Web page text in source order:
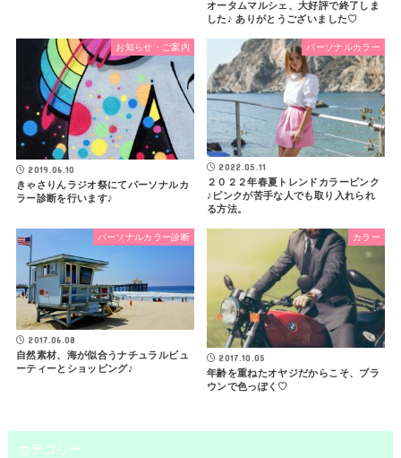
オータムマルシェ、大好評で終了しま
した♪ ありがとうございました♡
お知らせ・ご案内
2019.06.10
きゃさりんラジオ祭にてパーソナルカ
ラー診断を行います♪
パーソナルカラー
2022.05.11
２０２２年春夏トレンドカラーピンク
♪ピンクが苦手な人でも取り入れられ
る方法。
パーソナルカラー診断
2017.06.08
自然素材、海が似合うナチュラルビュ
ーティーとショッピング♪
カラー
2017.10.05
年齢を重ねたオヤジだからこそ、ブラ
ウンで色っぽく♡
カテゴリー